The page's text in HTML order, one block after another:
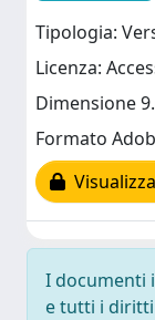
Tipologia:
Licenza:
Dimensione
Formato
I documenti
e tutti i diritti